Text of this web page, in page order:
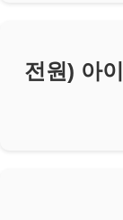
전원) 아